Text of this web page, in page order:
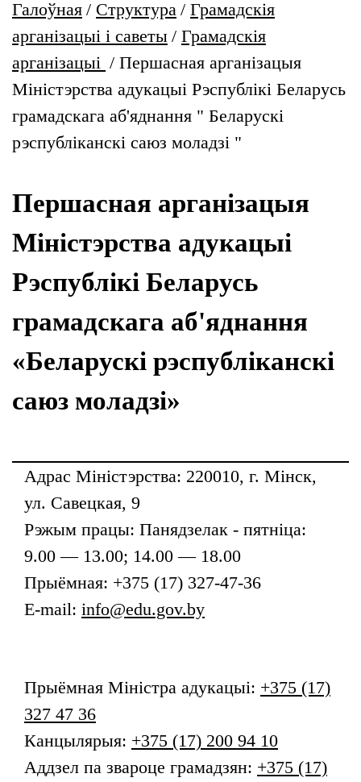
Галоўная / Структура / Грамадскія
арганізацыі і саветы / Грамадскія
арганізацыі / Першасная арганізацыя
Міністэрства адукацыі Рэспублікі Беларусь
грамадскага аб'яднання " Беларускі
рэспубліканскі саюз моладзі "
Першасная арганізацыя
Міністэрства адукацыі
Рэспублікі Беларусь
грамадскага аб'яднання
«Беларускі рэспубліканскі
саюз моладзі»
Адрас Міністэрства: 220010, г. Мінск,
ул. Савецкая, 9
Рэжым працы: Панядзелак - пятніца:
9.00 — 13.00; 14.00 — 18.00
Прыёмная: +375 (17) 327-47-36
E-mail: info@edu.gov.by
Прыёмная Міністра адукацыі: +375 (17)
327 47 36
Канцылярыя: +375 (17) 200 94 10
Аддзел па звароце грамадзян: +375 (17)